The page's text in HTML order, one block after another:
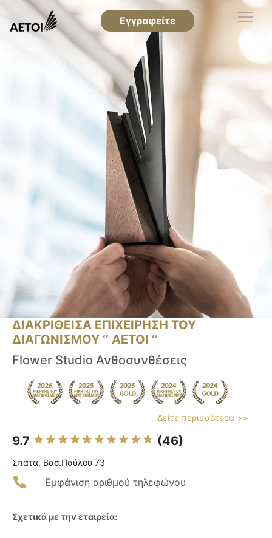
Εγγραφείτε
ΔΙΑΚΡΙΘΕΙΣΑ ΕΠΙΧΕΙΡΗΣΗ ΤΟΥ
ΔΙΑΓΩΝΙΣΜΟΥ ‘’ ΑΕΤΟΙ ‘’
Flower Studio Ανθοσυνθέσεις
Δείτε περισσότερα >>
9.7 (46)
Σπάτα, Βασ.Παύλου 73
Εμφάνιση αριθμού τηλεφώνου
Σχετικά με την εταιρεία: